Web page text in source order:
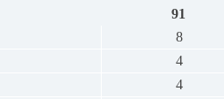
91
8
4
4